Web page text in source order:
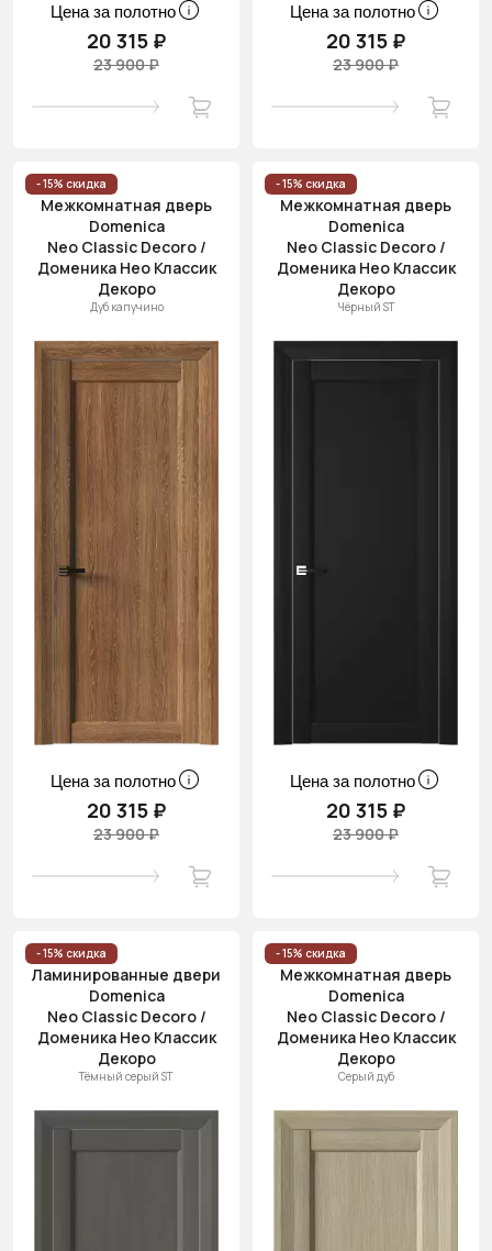
Цена за полотно
20 315 ₽
23 900 ₽
Цена за полотно
20 315 ₽
23 900 ₽
- 15% скидка
Межкомнатная дверь
Domenica
Neo Classic Decoro /
Доменика Нео Классик
Декоро
Дуб капучино
Цена за полотно
20 315 ₽
23 900 ₽
- 15% скидка
Межкомнатная дверь
Domenica
Neo Classic Decoro /
Доменика Нео Классик
Декоро
Чёрный ST
Цена за полотно
20 315 ₽
23 900 ₽
- 15% скидка
Ламинированные двери
Domenica
Neo Classic Decoro /
Доменика Нео Классик
Декоро
Тёмный серый ST
- 15% скидка
Межкомнатная дверь
Domenica
Neo Classic Decoro /
Доменика Нео Классик
Декоро
Серый дуб